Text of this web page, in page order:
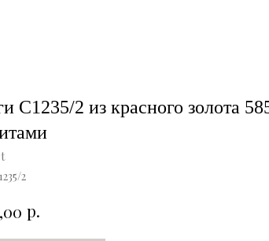
С1235/2 из красного золота
2
р.